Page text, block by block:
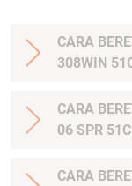
CARA
308WIN
CARA
06 SPR
CARA